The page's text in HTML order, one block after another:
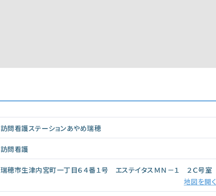
訪問看護ステーションあやめ瑞穂
訪問看護
瑞穂市生津内宮町一丁目６４番１号 エステイタスＭＮ－１ ２Ｃ号室
地図を開く